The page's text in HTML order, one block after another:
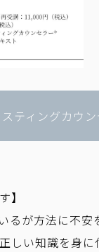
ティングカウ
】
るが方法に不安
しい知識を身に